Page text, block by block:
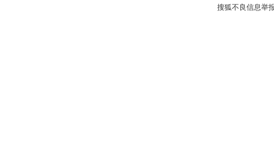
搜狐不良信息举